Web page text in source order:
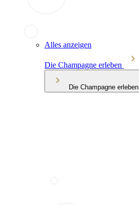
Alles anzeigen
Die Champagne erleben
Die Champagne erleben